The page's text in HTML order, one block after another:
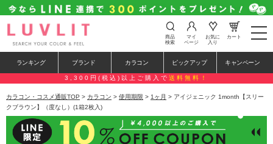
t
o
e
n
a
a
商品
検索
マイ
ページ
お気に
入り
カート
ランキング ブランド カラコン ピックアップ キャンペーン
3,300円(税込)以上ご購入で 送料無料！
カラコン・コスメ通販TOP > カラコン > 使用期限 > 1ヶ月 > アイジェニック 1month【スリー
クブラウン】（度なし）(1箱2枚入)